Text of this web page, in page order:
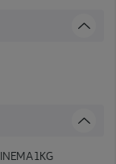
1KG